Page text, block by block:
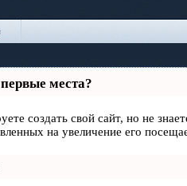
места?
создать свой сайт, но не
на увеличение его